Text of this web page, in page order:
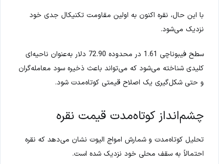
با این حال، نقره اکنون به اولین مقاومت تکنیکال جدی خود
نزدیک می‌شود.
سطح فیبوناچی 1.61 در محدوده 72.90 دلار به‌عنوان ناحیه‌ای
کلیدی شناخته می‌شود که می‌تواند باعث ذخیره سود معامله‌گران
و حتی شکل‌گیری یک اصلاح قیمتی کوتاه‌مدت شود.
چشم‌انداز کوتاه‌مدت قیمت نقره
تحلیل کوتاه‌مدت و شمارش امواج الیوت نشان می‌دهد که نقره
احتمالاً به سقف محلی خود نزدیک شده است.